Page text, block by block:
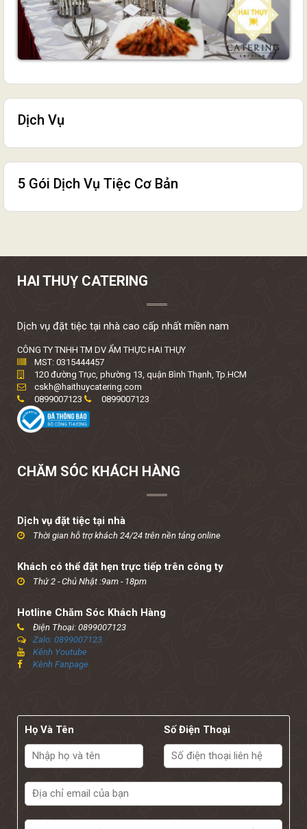
Dịch Vụ
5 Gói Dịch Vụ Tiệc Cơ Bản
HAI THUỴ CATERING
Dịch vụ đặt tiệc tại nhà cao cấp nhất miền nam
CÔNG TY TNHH TM DV ẨM THỰC HAI THỤY
MST: 0315444457
120 đường Trục, phường 13, quận Bình Thạnh, Tp.HCM
cskh@haithuycatering.com
0899007123
0899007123
CHĂM SÓC KHÁCH HÀNG
Dịch vụ đặt tiệc tại nhà
Thời gian hỗ trợ khách 24/24 trên nền tảng online
Khách có thể đặt hẹn trực tiếp trên công ty
Thứ 2 - Chủ Nhật :9am - 18pm
Hotline Chăm Sóc Khách Hàng
Điện Thoại: 0899007123
Zalo: 0899007123
Kênh Youtube
Kênh Fanpage
Họ Và Tên Số Điện Thoại